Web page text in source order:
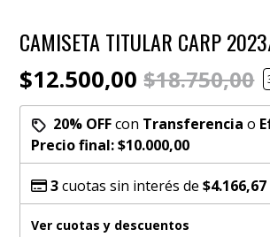
CAMISETA TITULAR CARP
$12.500,00$18.750,00
20% OFFcon Transferencia o
Precio final:$10.000,00
3cuotas sin interés de$4.166,67
Ver cuotas y descuentos